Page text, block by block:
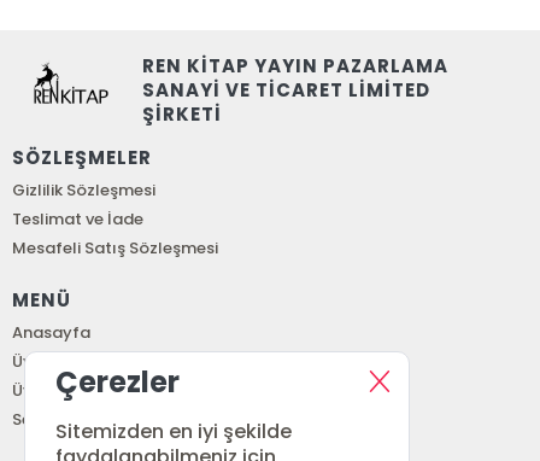
REN KİTAP YAYIN PAZARLAMA
SANAYİ VE TİCARET LİMİTED
ŞİRKETİ
SÖZLEŞMELER
Gizlilik Sözleşmesi
Teslimat ve İade
Mesafeli Satış Sözleşmesi
MENÜ
Anasayfa
Üye Girişi
Üye Ol
Sepetim
Çerezler
Sitemizden en iyi şekilde